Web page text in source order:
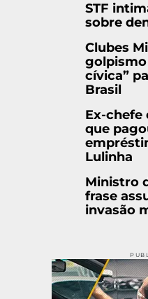
STF
sobre
Clubes
golpismo
cívica”
Brasil
Ex-chefe
que
Lulinha
Ministro
frase
invasão